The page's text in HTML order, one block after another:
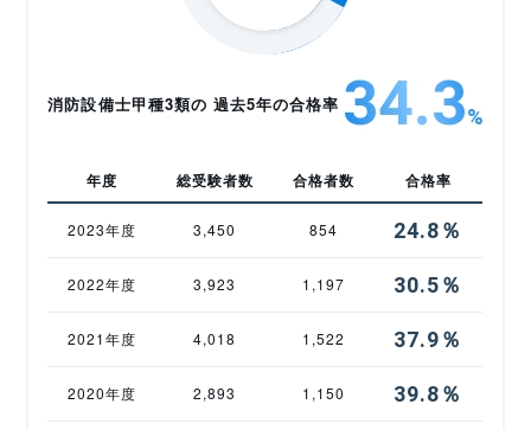
消防設備士甲種3類の 過去5年の合格率 34.3%
年度 総受験者数 合格者数 合格率
2023年度 3,450 854 24.8％
2022年度 3,923 1,197 30.5％
2021年度 4,018 1,522 37.9％
2020年度 2,893 1,150 39.8％